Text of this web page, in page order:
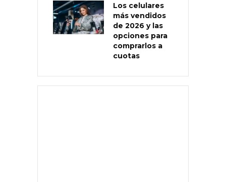
Los celulares
más vendidos
de 2026 y las
opciones para
comprarlos a
cuotas